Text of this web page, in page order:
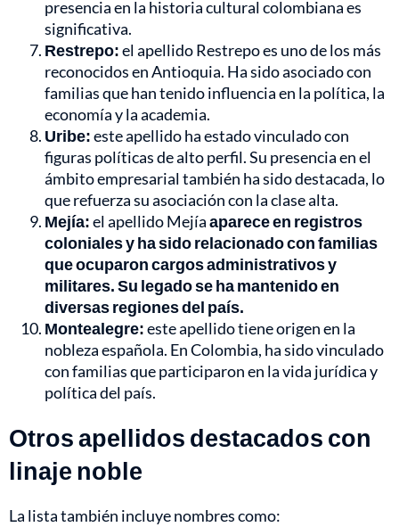
presencia en la historia cultural colombiana es
significativa.
Restrepo:el apellido Restrepo es uno de los más
reconocidos en Antioquia. Ha sido asociado con
familias que han tenido influencia en la política, la
economía y la academia.
Uribe:este apellido ha estado vinculado con
figuras políticas de alto perfil. Su presencia en el
ámbito empresarial también ha sido destacada, lo
que refuerza su asociación con la clase alta.
Mejía:el apellido Mejíaaparece en registros
coloniales y ha sido relacionado con familias
que ocuparon cargos administrativos y
militares. Su legado se ha mantenido en
diversas regiones del país.
Montealegre:este apellido tiene origen en la
nobleza española. En Colombia, ha sido vinculado
con familias que participaron en la vida jurídica y
política del país.
Otros apellidos destacados con
linaje noble
La lista también incluye nombres como: